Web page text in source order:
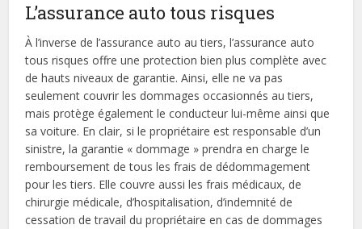
L’assurance auto tous risques
À l’inverse de l’assurance auto au tiers, l’assurance auto
tous risques offre une protection bien plus complète avec
de hauts niveaux de garantie. Ainsi, elle ne va pas
seulement couvrir les dommages occasionnés au tiers,
mais protège également le conducteur lui-même ainsi que
sa voiture. En clair, si le propriétaire est responsable d’un
sinistre, la garantie « dommage » prendra en charge le
remboursement de tous les frais de dédommagement
pour les tiers. Elle couvre aussi les frais médicaux, de
chirurgie médicale, d’hospitalisation, d’indemnité de
cessation de travail du propriétaire en cas de dommages